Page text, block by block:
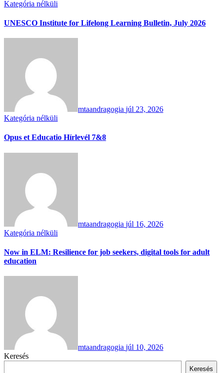
Kategória nélküli
UNESCO Institute for Lifelong Learning Bulletin, July 2026
mtaandragogia júl 23, 2026
Kategória nélküli
Opus et Educatio Hírlevél 7&8
mtaandragogia júl 16, 2026
Kategória nélküli
Now in ELM: Resilience for job seekers, digital tools for adult
education
mtaandragogia júl 10, 2026
Keresés
Keresés